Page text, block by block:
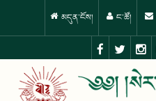
མདུན་ངོས། ང་ཚོ།